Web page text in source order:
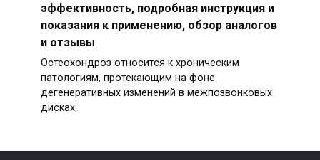
эффективность, подробная инструкция и
показания к применению, обзор аналогов
и отзывы
Остеохондроз относится к хроническим
патологиям, протекающим на фоне
дегенеративных изменений в межпозвонковых
дисках.